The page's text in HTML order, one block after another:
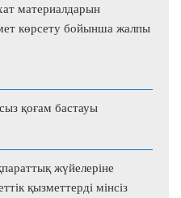
материалдарын
көрсету бойынша жалпы
қоғам бастауы
жүйелеріне
қызметтерді мінсіз